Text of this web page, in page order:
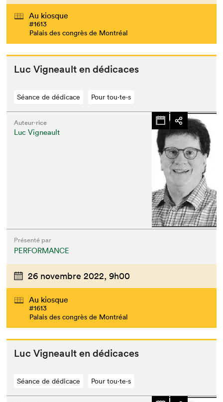
Au kiosque
#1613
Palais des congrès de Montréal
Luc Vigneault en dédicaces
Séance de dédicace Pour tou⋅te⋅s
Auteur·rice
Luc Vigneault
Présenté par
PERFORMANCE
26 novembre 2022, 9h00
Au kiosque
#1613
Palais des congrès de Montréal
Luc Vigneault en dédicaces
Séance de dédicace Pour tou⋅te⋅s